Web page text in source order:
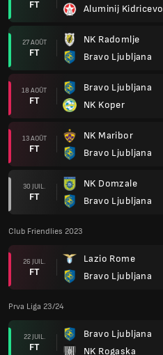
FT
Aluminij Kidricevo
27 AOÛT
FT
NK Radomlje
Bravo Ljubljana
18 AOÛT
FT
Bravo Ljubljana
NK Koper
13 AOÛT
FT
NK Maribor
Bravo Ljubljana
30 JUIL.
FT
NK Domzale
Bravo Ljubljana
Club Friendlies 2023
26 JUIL.
FT
Lazio Rome
Bravo Ljubljana
Prva Liga 23/24
22 JUIL.
FT
Bravo Ljubljana
NK Rogaska